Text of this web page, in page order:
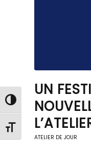
Passer en contraste
Changer la taille de
UN
ATELIER DE JOUR